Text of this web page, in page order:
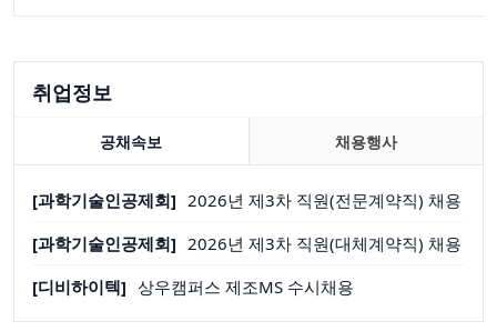
취업정보
공채속보 채용행사
[과학기술인공제회] 2026년 제3차 직원(전문계약직) 채용
[과학기술인공제회] 2026년 제3차 직원(대체계약직) 채용
[디비하이텍] 상우캠퍼스 제조MS 수시채용